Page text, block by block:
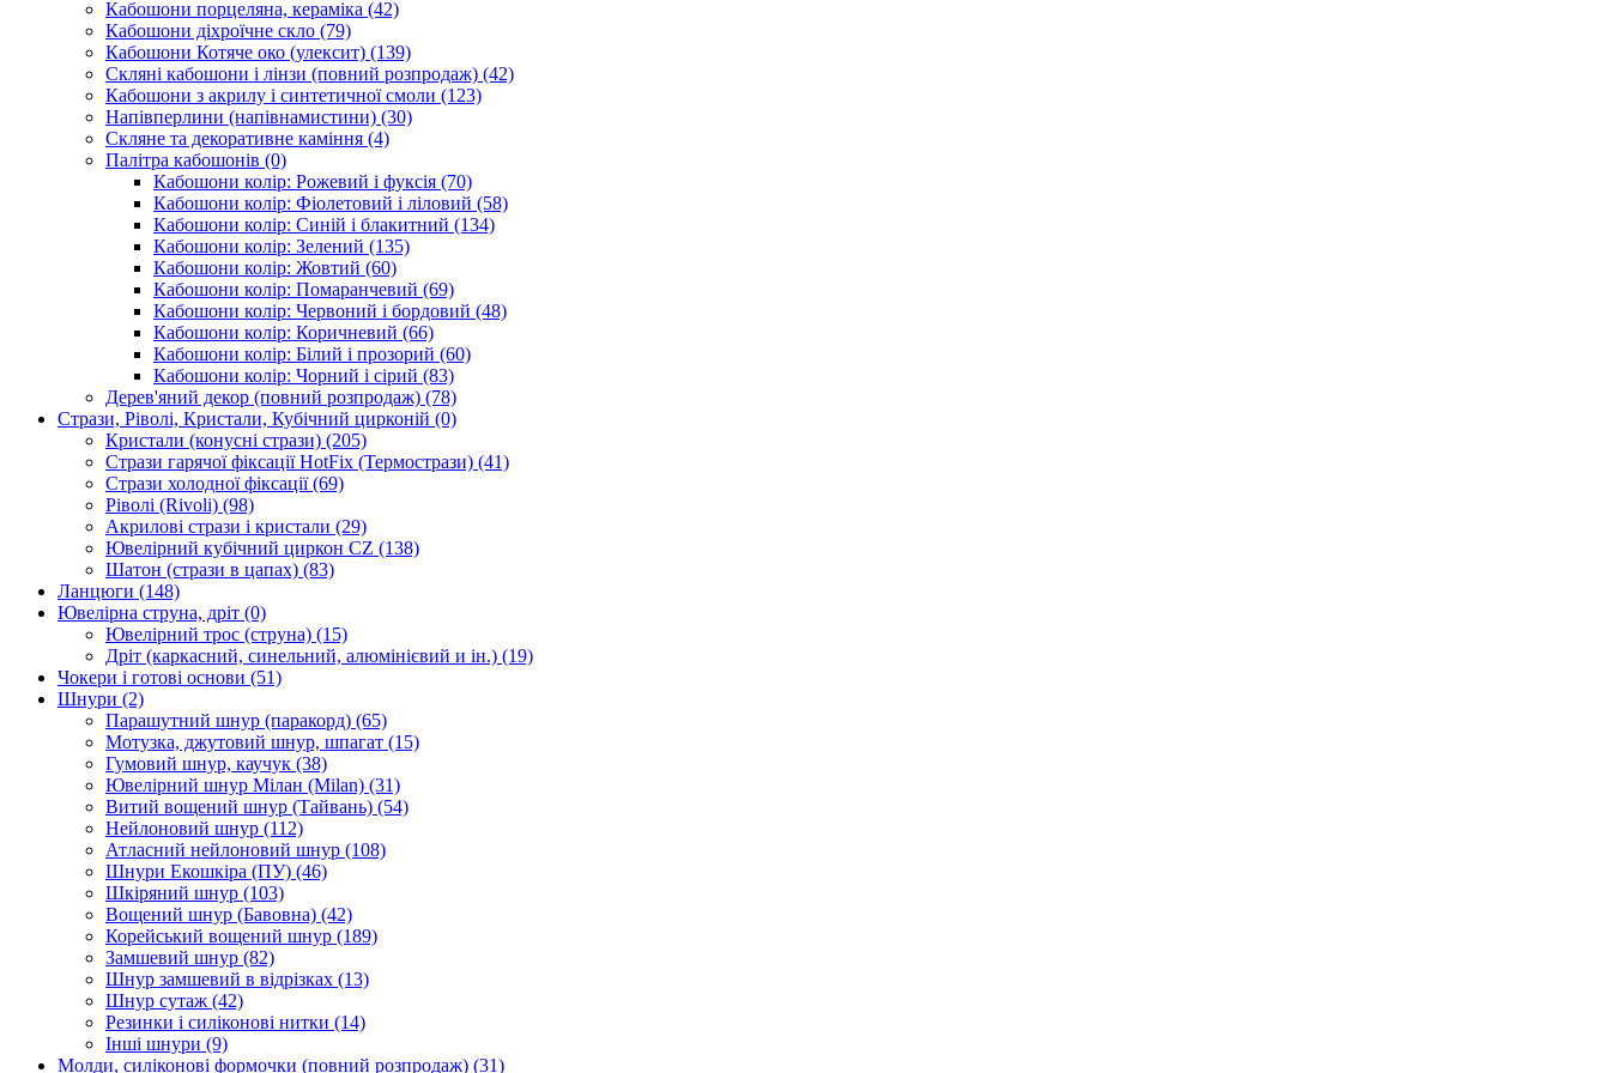
Кабошони порцеляна, кераміка (42)
Кабошони діхроїчне скло (79)
Кабошони Котяче око (улексит) (139)
Скляні кабошони і лінзи (повний розпродаж) (42)
Кабошони з акрилу і синтетичної смоли (123)
Напівперлини (напівнамистини) (30)
Скляне та декоративне каміння (4)
Палітра кабошонів (0)
Кабошони колір: Рожевий і фуксія (70)
Кабошони колір: Фіолетовий і ліловий (58)
Кабошони колір: Синій і блакитний (134)
Кабошони колір: Зелений (135)
Кабошони колір: Жовтий (60)
Кабошони колір: Помаранчевий (69)
Кабошони колір: Червоний і бордовий (48)
Кабошони колір: Коричневий (66)
Кабошони колір: Білий і прозорий (60)
Кабошони колір: Чорний і сірий (83)
Дерев'яний декор (повний розпродаж) (78)
Стрази, Ріволі, Кристали, Кубічний цирконій (0)
Кристали (конусні стрази) (205)
Стрази гарячої фіксації HotFix (Термострази) (41)
Стрази холодної фіксації(69)
Ріволі (Rivoli) (98)
Акрилові стрази і кристали (29)
Ювелірний кубічний циркон CZ (138)
Шатон (стрази в цапах) (83)
Ланцюги (148)
Ювелірна струна, дріт (0)
Ювелірний трос (струна) (15)
Дріт (каркасний, синельний, алюмінієвий и ін.) (19)
Чокери і готові основи (51)
Шнури (2)
Парашутний шнур (паракорд) (65)
Мотузка, джутовий шнур, шпагат (15)
Гумовий шнур, каучук (38)
Ювелірний шнур Мілан (Milan) (31)
Витий вощений шнур (Тайвань) (54)
Нейлоновий шнур (112)
Атласний нейлоновий шнур (108)
Шнури Екошкіра (ПУ) (46)
Шкіряний шнур (103)
Вощений шнур (Бавовна) (42)
Корейський вощений шнур (189)
Замшевий шнур (82)
Шнур замшевий в відрізках (13)
Шнур сутаж (42)
Резинки і силіконові нитки (14)
Інші шнури (9)
Молди, силіконові формочки (повний розпродаж) (31)